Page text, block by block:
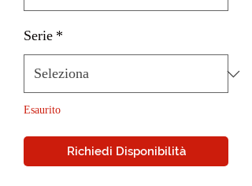
Serie *
Esaurito
Richiedi Disponibilità